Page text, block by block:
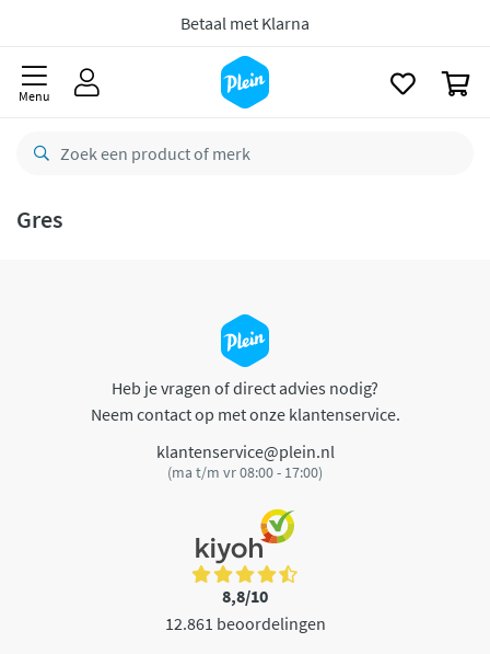
Betaal met Klarna
Menu
Gres
Heb je vragen of direct advies nodig?
Neem contact op met onze klantenservice.
klantenservice@plein.nl
(ma t/m vr 08:00 - 17:00)
8,8/10
12.861 beoordelingen